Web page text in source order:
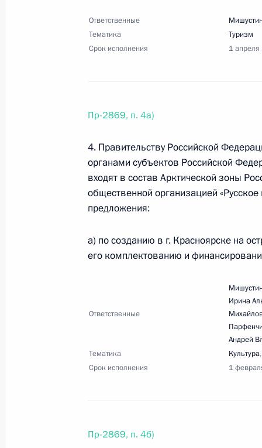
Перечень поручений по
7 сентября 2025 года, 21:00 5 поручений
Перечень поручений по вопросам
28 августа 2025 года, 17:30 5 поручений
20 августа 2025 года, среда
20 августа 2025 года, 19:00 9 поручений
14 августа 2025 года, четверг
Перечень поручений по итогам
российских брендов «Знай
Перечень поручений по итогам
Ответственные
Тематика
Туризм
Срок исполнения
1
Пр-2869, п. 4а)
4. Правительству Российской
органами субъектов Российской
входят в состав Арктической зоны
общественной организацией
предложения:
а) по созданию в г. Красноярске на
его комплектованию и
Ответственные
Ирина
Андрей
Тематика
Культура,
Срок исполнения
1
Пр-2869, п. 4б)